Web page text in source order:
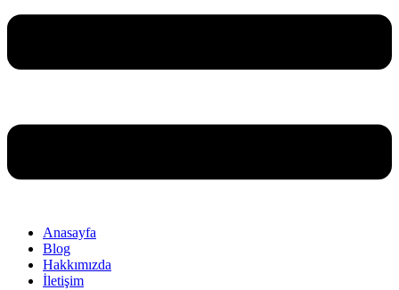
Anasayfa
Blog
Hakkımızda
İletişim